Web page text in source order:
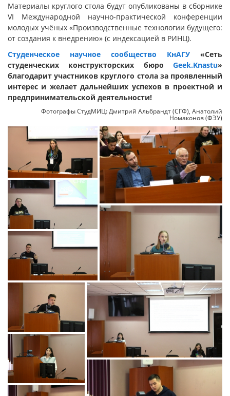
Материалы круглого стола будут опубликованы в сборнике
VI Международной научно-практической конференции
молодых учёных «Производственные технологии будущего:
от создания к внедрению» (с индексацией в РИНЦ).
Студенческое научное сообщество КнАГУ «Сеть
студенческих конструкторских бюро Geek.Knastu»
благодарит участников круглого стола за проявленный
интерес и желает дальнейших успехов в проектной и
предпринимательской деятельности!
Фотографы СтудМИЦ: Дмитрий Альбрандт (СГФ), Анатолий
Номаконов (ФЭУ)